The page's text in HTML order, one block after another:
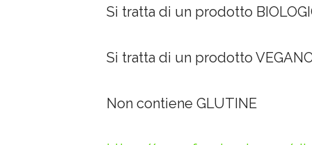
Si tratta di un prodotto
Si tratta di un prodotto
Non contiene GLUTINE